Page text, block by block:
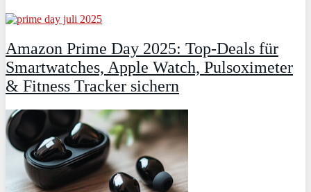
Amazon Prime Day 2025: Top-Deals für
Smartwatches, Apple Watch, Pulsoximeter
& Fitness Tracker sichern